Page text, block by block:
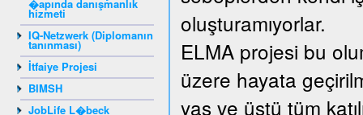
�apında danışmanlık
hizmeti
IQ-Netzwerk (Diplomanın
tanınması)
İtfaiye Projesi
BIMSH
JobLife L�beck
oluşturamıyorlar.
ELMA projesi bu
üzere hayata
yaş ve üstü tüm